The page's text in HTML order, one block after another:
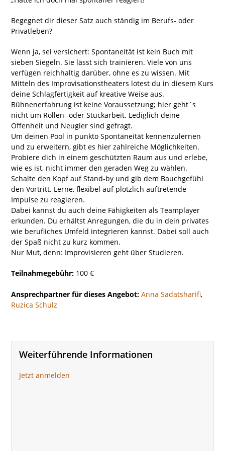
Begegnet dir dieser Satz auch ständig im Berufs- oder
Privatleben?
Wenn ja, sei versichert: Spontaneität ist kein Buch mit
sieben Siegeln. Sie lässt sich trainieren. Viele von uns
verfügen reichhaltig darüber, ohne es zu wissen. Mit
Mitteln des Improvisationstheaters lotest du in diesem Kurs
deine Schlagfertigkeit auf kreative Weise aus.
Bühnenerfahrung ist keine Voraussetzung; hier geht´s
nicht um Rollen- oder Stückarbeit. Lediglich deine
Offenheit und Neugier sind gefragt.
Um deinen Pool in punkto Spontaneität kennenzulernen
und zu erweitern, gibt es hier zahlreiche Möglichkeiten.
Probiere dich in einem geschützten Raum aus und erlebe,
wie es ist, nicht immer den geraden Weg zu wählen.
Schalte den Kopf auf Stand-by und gib dem Bauchgefühl
den Vortritt. Lerne, flexibel auf plötzlich auftretende
Impulse zu reagieren.
Dabei kannst du auch deine Fähigkeiten als Teamplayer
erkunden. Du erhältst Anregungen, die du in dein privates
wie berufliches Umfeld integrieren kannst. Dabei soll auch
der Spaß nicht zu kurz kommen.
Nur Mut, denn: Improvisieren geht über Studieren.
Teilnahmegebühr: 100 €
Ansprechpartner für dieses Angebot: Anna Sadatsharifi,
Ruzica Schulz
Weiterführende Informationen
Jetzt anmelden